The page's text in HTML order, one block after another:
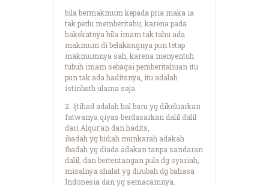
bila bermakmum kepada pria maka ia
tak perlu memberitahu, karena pada
hakekatnya bila imam tak tahu ada
makmum di belakangnya pun tetap
makmumnya sah, karena menyentuh
tubuh imam sebagai pemberitahuan itu
pun tak ada haditsnya, itu adalah
istinbath ulama saja.
2. Ijtihad adalah hal baru yg dikeluarkan
fatwanya qiyas berdasarkan dalil dalil
dari Alqur’an dan hadits,
ibadah yg bid;ah munkarah adakah
Ibadah yg diada adakan tanpa sandaran
dalil, dan bertentangan pula dg syariah,
misalnya shalat yg dirubah dg bahasa
Indonesia dan yg semacamnya.